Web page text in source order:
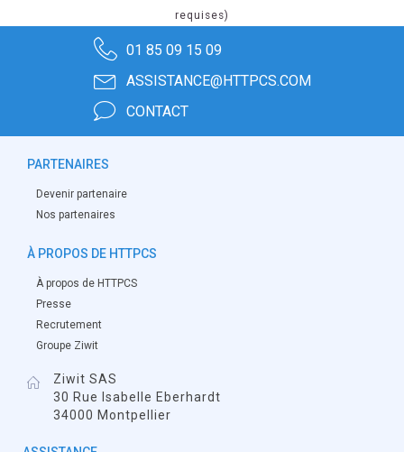
requises)
01 85 09 15 09
ASSISTANCE@HTTPCS.COM
CONTACT
PARTENAIRES
Devenir partenaire
Nos partenaires
À PROPOS DE HTTPCS
À propos de HTTPCS
Presse
Recrutement
Groupe Ziwit
Ziwit SAS
30 Rue Isabelle Eberhardt
34000 Montpellier